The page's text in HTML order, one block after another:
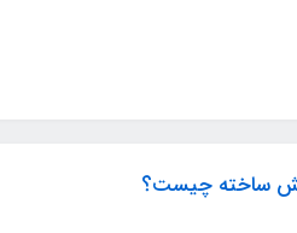
ساخته چیست؟